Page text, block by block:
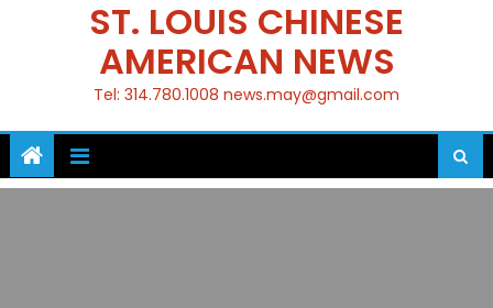
ST. LOUIS CHINESE
AMERICAN NEWS
Tel: 314.780.1008 news.may@gmail.com